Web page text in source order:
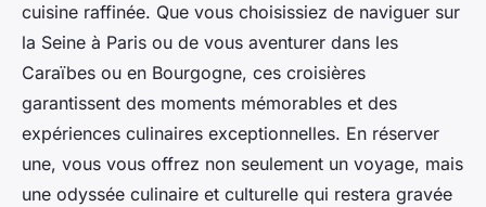
cuisine raffinée. Que vous choisissiez de naviguer sur
la Seine à Paris ou de vous aventurer dans les
Caraïbes ou en Bourgogne, ces croisières
garantissent des moments mémorables et des
expériences culinaires exceptionnelles. En réserver
une, vous vous offrez non seulement un voyage, mais
une odyssée culinaire et culturelle qui restera gravée